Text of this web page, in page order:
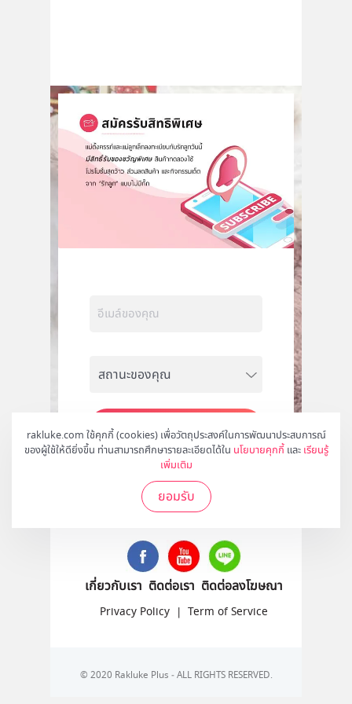
rakluke.com ใช้คุกกี้ (cookies) เพื่อวัตถุประสงค์ในการพัฒนาประสบการณ์
ของผู้ใช้ให้ดียิ่งขึ้น ท่านสามารถศึกษารายละเอียดได้ใน นโยบายคุกกี้ และ เรียนรู้
เพิ่มเติม
ยอมรับ
สมัคร
ติดตามเราได้ที่
เกี่ยวกับเรา ติดต่อเรา ติดต่อลงโฆษณา
Privacy Policy | Term of Service
© 2020 Rakluke Plus - ALL RIGHTS RESERVED.